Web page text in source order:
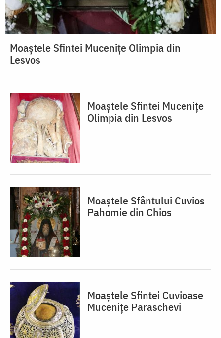
Moaștele Sfintei Mucenițe Olimpia din
Lesvos
Moaștele Sfintei Mucenițe
Olimpia din Lesvos
Moaștele Sfântului Cuvios
Pahomie din Chios
Moaștele Sfintei Cuvioase
Mucenițe Paraschevi